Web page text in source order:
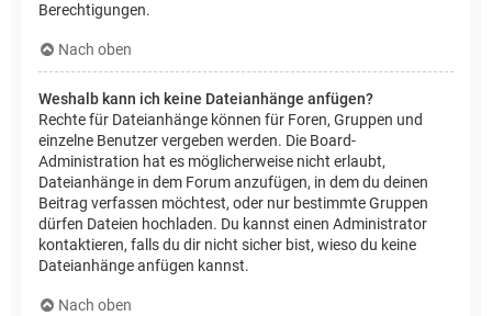
Berechtigungen.
Nach oben
Weshalb kann ich keine Dateianhänge anfügen?
Rechte für Dateianhänge können für Foren, Gruppen und
einzelne Benutzer vergeben werden. Die Board-
Administration hat es möglicherweise nicht erlaubt,
Dateianhänge in dem Forum anzufügen, in dem du deinen
Beitrag verfassen möchtest, oder nur bestimmte Gruppen
dürfen Dateien hochladen. Du kannst einen Administrator
kontaktieren, falls du dir nicht sicher bist, wieso du keine
Dateianhänge anfügen kannst.
Nach oben